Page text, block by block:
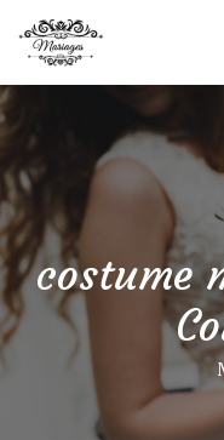
costume
Panneau de gestion des